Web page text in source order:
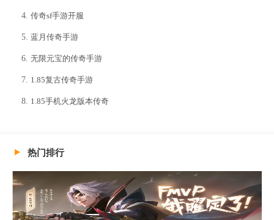
传奇sf手游开服
蓝月传奇手游
无限元宝的传奇手游
1.85复古传奇手游
1.85手机火龙版本传奇
热门排行